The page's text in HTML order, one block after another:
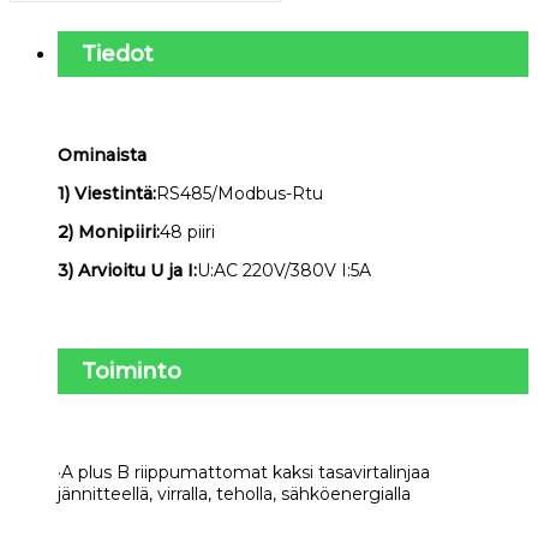
Tiedot
Ominaista
1) Viestintä:RS485/Modbus-Rtu
2) Monipiiri:48 piiri
3) Arvioitu U ja I:U:AC 220V/380V I:5A
Toiminto
·A plus B riippumattomat kaksi tasavirtalinjaa
jännitteellä, virralla, teholla, sähköenergialla